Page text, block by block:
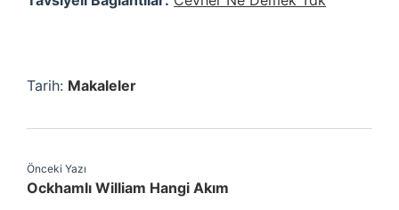
Tarih: Makaleler
Önceki Yazı
Ockhamlı William Hangi Akım